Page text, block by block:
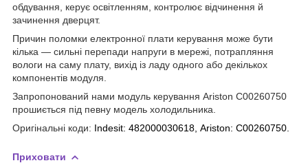
обдування, керує освітленням, контролює відчинення й
зачинення дверцят.
Причин поломки електронної плати керування може бути
кілька — сильні перепади напруги в мережі, потрапляння
вологи на саму плату, вихід із ладу одного або декількох
компонентів модуля.
Запропонований нами модуль керування Ariston C00260750
прошиється під певну модель холодильника.
Оригінальні коди: Indesit: 482000030618, Ariston: C00260750.
Приховати